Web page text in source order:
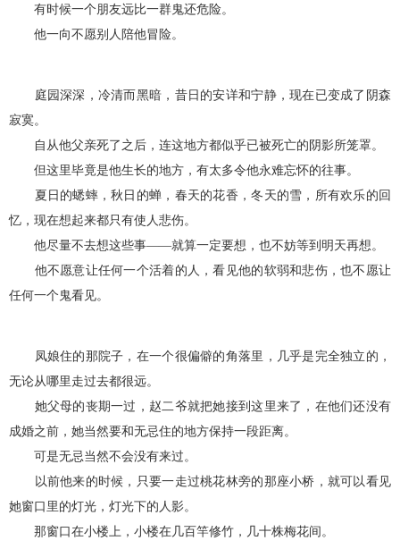
有时候一个朋友远比一群鬼还危险。
他一向不愿别人陪他冒险。
庭园深深，冷清而黑暗，昔日的安详和宁静，现在已变成了阴森
寂寞。
自从他父亲死了之后，连这地方都似乎已被死亡的阴影所笼罩。
但这里毕竟是他生长的地方，有太多令他永难忘怀的往事。
夏日的蟋蟀，秋日的蝉，春天的花香，冬天的雪，所有欢乐的回
忆，现在想起来都只有使人悲伤。
他尽量不去想这些事——就算一定要想，也不妨等到明天再想。
他不愿意让任何一个活着的人，看见他的软弱和悲伤，也不愿让
任何一个鬼看见。
凤娘住的那院子，在一个很偏僻的角落里，几乎是完全独立的，
无论从哪里走过去都很远。
她父母的丧期一过，赵二爷就把她接到这里来了，在他们还没有
成婚之前，她当然要和无忌住的地方保持一段距离。
可是无忌当然不会没有来过。
以前他来的时候，只要一走过桃花林旁的那座小桥，就可以看见
她窗口里的灯光，灯光下的人影。
那窗口在小楼上，小楼在几百竿修竹，几十株梅花间。